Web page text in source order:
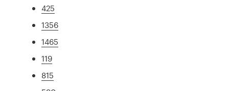
425
1356
1465
119
815